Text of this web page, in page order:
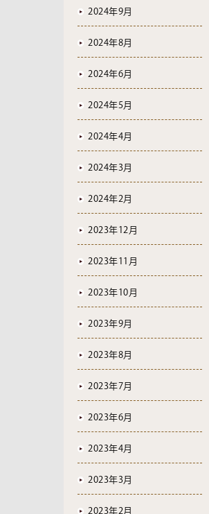
2024年9月
2024年8月
2024年6月
2024年5月
2024年4月
2024年3月
2024年2月
2023年12月
2023年11月
2023年10月
2023年9月
2023年8月
2023年7月
2023年6月
2023年4月
2023年3月
2023年2月